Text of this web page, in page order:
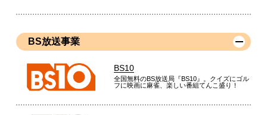
BS放送事業
BS10
全国無料のBS放送局『BS10』。クイズにゴル
フに映画に麻雀、楽しい番組てんこ盛り！